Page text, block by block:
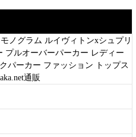
ノグラム ルイヴィトンxシュプリ
プルオーバーパーカー レディー
パーカー ファッション トップス
通販